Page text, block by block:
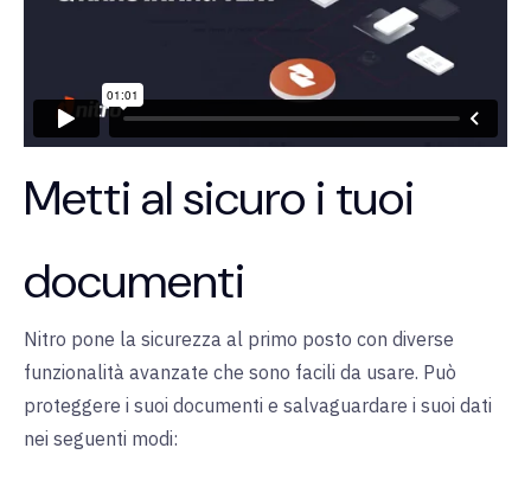
Metti al sicuro i tuoi
documenti
Nitro pone la sicurezza al primo posto con diverse
funzionalità avanzate che sono facili da usare. Può
proteggere i suoi documenti e salvaguardare i suoi dati
nei seguenti modi: